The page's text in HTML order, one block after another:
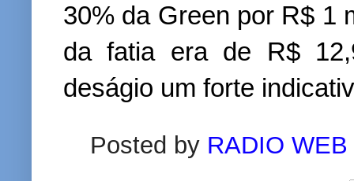
30% da Green por R$ 1
da fatia era de R$
deságio um forte
Posted by RADIO